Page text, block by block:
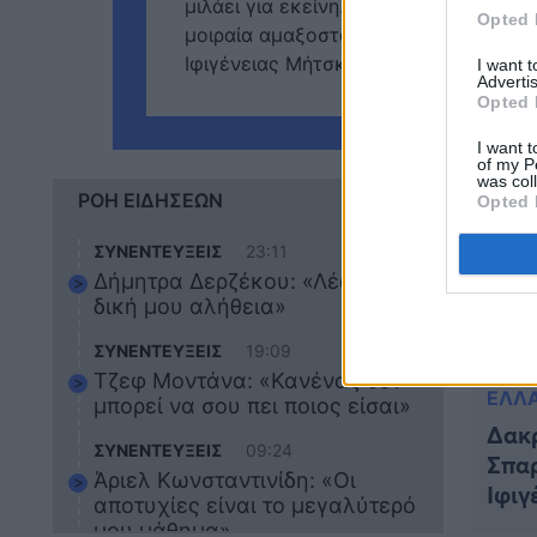
Opted
I want
Opted
I want
of my
was
Opted
μιλάει για εκείνη. Η νεαρή κοπέλα,
μοιραία αμαξοστοιχία. Εκείνος
Ιφιγένειας Μήτσκα, […]
ΡΟΗ ΕΙΔΗΣΕΩΝ
23:11
ΣΥΝΕΝΤΕΥΞΕΙΣ
Δήμητρα Δερζέκου: «Λέω τη
δική μου αλήθεια»
19:09
ΣΥΝΕΝΤΕΥΞΕΙΣ
Τζεφ Μοντάνα: «Κανένας δεν
μπορεί να σου πει ποιος είσαι»
09:24
ΣΥΝΕΝΤΕΥΞΕΙΣ
Άριελ Κωνσταντινίδη: «Οι
αποτυχίες είναι το μεγαλύτερό
μου μάθημα»